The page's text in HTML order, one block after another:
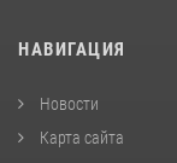
НАВИГАЦИЯ
Новости
Карта сайта